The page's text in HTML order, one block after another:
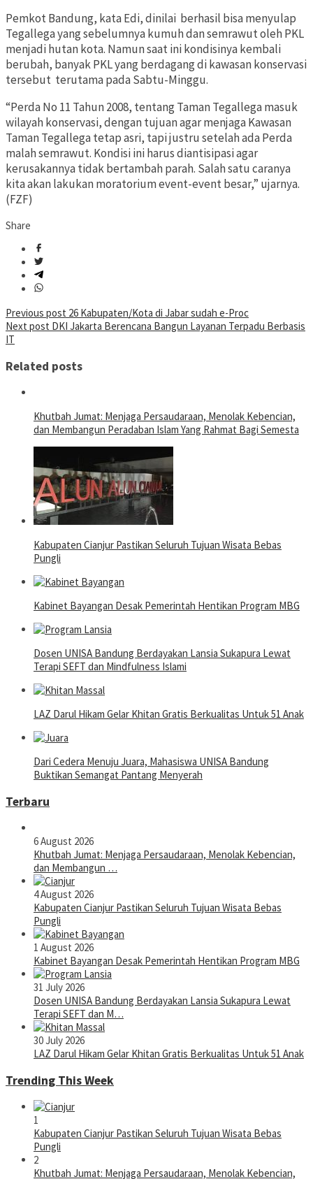
Pemkot Bandung, kata Edi, dinilai berhasil bisa menyulap
Tegallega yang sebelumnya kumuh dan semrawut oleh PKL
menjadi hutan kota. Namun saat ini kondisinya kembali
berubah, banyak PKL yang berdagang di kawasan konservasi
tersebut terutama pada Sabtu-Minggu.
“Perda No 11 Tahun 2008, tentang Taman Tegallega masuk
wilayah konservasi, dengan tujuan agar menjaga Kawasan
Taman Tegallega tetap asri, tapi justru setelah ada Perda
malah semrawut. Kondisi ini harus diantisipasi agar
kerusakannya tidak bertambah parah. Salah satu caranya
kita akan lakukan moratorium event-event besar,” ujarnya.
(FZF)
Share
Post
navigation
Previous post 26 Kabupaten/Kota di Jabar sudah e-Proc
Next post DKI Jakarta Berencana Bangun Layanan Terpadu Berbasis
IT
Related posts
Khutbah Jumat: Menjaga Persaudaraan, Menolak Kebencian,
dan Membangun Peradaban Islam Yang Rahmat Bagi Semesta
Kabupaten Cianjur Pastikan Seluruh Tujuan Wisata Bebas
Pungli
Kabinet Bayangan Desak Pemerintah Hentikan Program MBG
Dosen UNISA Bandung Berdayakan Lansia Sukapura Lewat
Terapi SEFT dan Mindfulness Islami
LAZ Darul Hikam Gelar Khitan Gratis Berkualitas Untuk 51 Anak
Dari Cedera Menuju Juara, Mahasiswa UNISA Bandung
Buktikan Semangat Pantang Menyerah
Terbaru
6 August 2026
Khutbah Jumat: Menjaga Persaudaraan, Menolak Kebencian,
dan Membangun …
4 August 2026
Kabupaten Cianjur Pastikan Seluruh Tujuan Wisata Bebas
Pungli
1 August 2026
Kabinet Bayangan Desak Pemerintah Hentikan Program MBG
31 July 2026
Dosen UNISA Bandung Berdayakan Lansia Sukapura Lewat
Terapi SEFT dan M…
30 July 2026
LAZ Darul Hikam Gelar Khitan Gratis Berkualitas Untuk 51 Anak
Trending This Week
1
Kabupaten Cianjur Pastikan Seluruh Tujuan Wisata Bebas
Pungli
2
Khutbah Jumat: Menjaga Persaudaraan, Menolak Kebencian,